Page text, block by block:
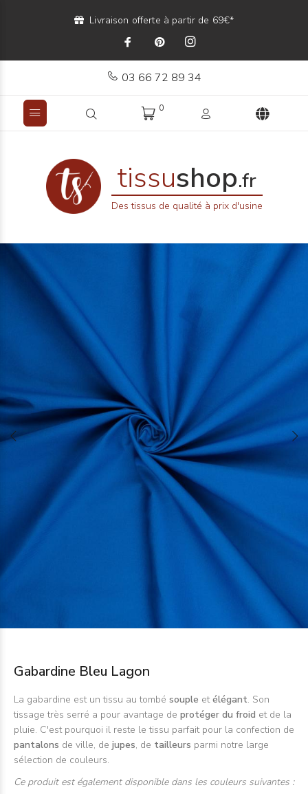
Livraison offerte à partir de 69€*
03 66 72 89 34
0
tissushop.fr
Des tissus de qualité à prix d'usine
Gabardine Bleu Lagon
La gabardine est un tissu au tombé souple etélégant. Son
tissage très serré a pour avantage de protéger du froid et de la
pluie. C'est pourquoi il reste le tissu parfait pour la confection de
pantalons de ville, de jupes, de tailleurs parmi notre large
sélection de couleurs.
Ce produit est également disponible dans les couleurs suivantes :